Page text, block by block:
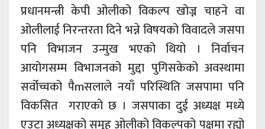
प्रधानमन्त्री केपी ओलीको विकल्प खोज्न चाहने वा
ओलीलाई निरन्तरता दिने भन्ने विषयको विवादले जसपा
पनि विभाजन उन्मुख भएको थियो । निर्वाचन
आयोगसम्म विभाजनको मुद्दा पुगिसकेको अवस्थामा
सर्वोच्चको पैmसलाले नयाँ परिस्थिति जसपामा पनि
विकसित गराएको छ । जसपाका दुई अध्यक्ष मध्ये
एउटा अध्यक्षको समूह ओलीको विकल्पको पक्षमा रह्यो